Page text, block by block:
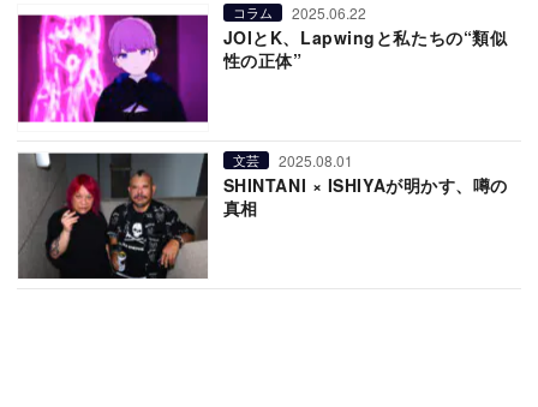
コラム 2025.06.22
JOIとK、Lapwingと私たちの“類似
性の正体”
文芸 2025.08.01
SHINTANI × ISHIYAが明かす、噂の
真相